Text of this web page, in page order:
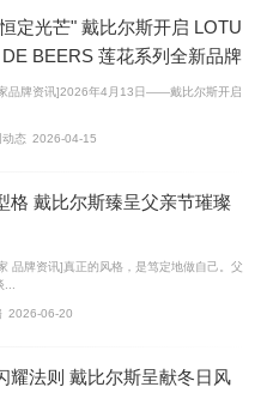
平方米。品牌携手巴黎室
，将优雅气韵、艺术
一处细节，令这座承载历
验空间。
定光芒" 戴比尔斯开启 LOTU
BEERS 莲花系列全新品牌
品牌资讯]2026年4月13日——戴比尔斯开启
动态 2026-04-15
格 戴比尔斯臻呈父亲节璀璨
品牌资讯]真正的风格，是笃定地做自己。父
2026-06-20
耀法则 戴比尔斯呈献冬日风